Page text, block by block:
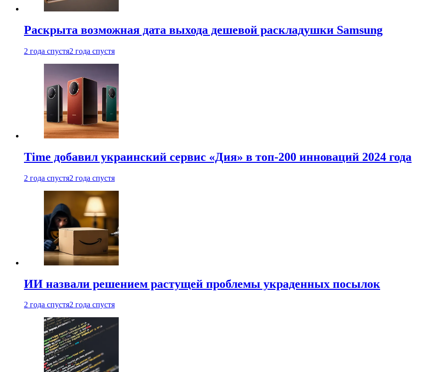
Раскрыта возможная дата выхода дешевой раскладушки Samsung
2 года спустя2 года спустя
Time добавил украинский сервис «Дия» в топ-200 инноваций 2024 года
2 года спустя2 года спустя
ИИ назвали решением растущей проблемы украденных посылок
2 года спустя2 года спустя